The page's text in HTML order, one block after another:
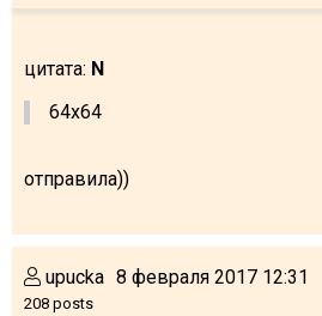
цитата: N
64x64
отправила))
upucka
208 posts
8 февраля 2017 12:31